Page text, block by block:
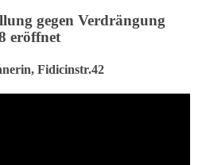
gegen Verdrängung
eröffnet
Fidicinstr.42